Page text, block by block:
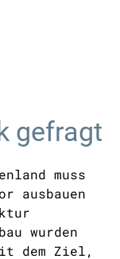
gefragt
muss
ausbauen
wurden
dem Ziel,